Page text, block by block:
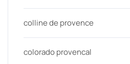
colline de provence
colorado provencal